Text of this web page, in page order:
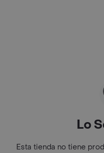
Lo
Esta tienda no tiene